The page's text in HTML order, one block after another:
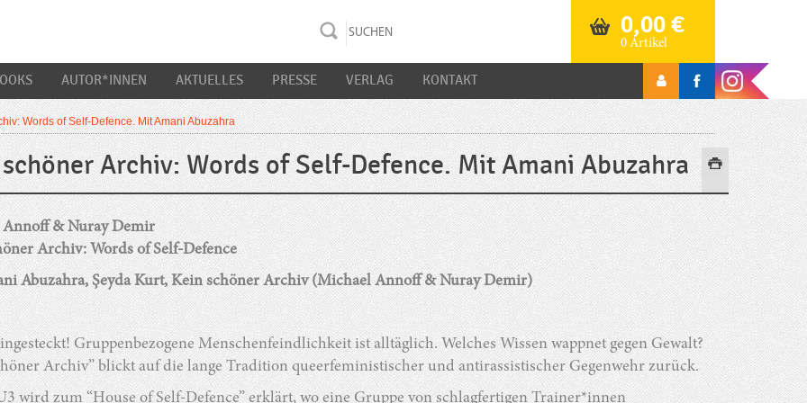
0,00€
0 Artikel
AUTOR*INNEN AKTUELLES PRESSE VERLAG KONTAKT
Words of Self-Defence. Mit Amani Abuzahra
Archiv: Words of Self-Defence. Mit Amani Abuzahra
& Nuray Demir
Archiv: Words of Self-Defence
Abuzahra, Şeyda Kurt, Kein schöner Archiv (Michael Annoff & Nuray Demir)
Gruppenbezogene Menschenfeindlichkeit ist alltäglich. Welches Wissen wappnet gegen Gewalt?
Archiv” blickt auf die lange Tradition queerfeministischer und antirassistischer Gegenwehr zurück.
wird zum “House of Self-Defence” erklärt, wo eine Gruppe von schlagfertigen Trainer*innen